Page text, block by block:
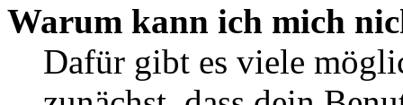
Warum kann ich mich
Dafür gibt es viele